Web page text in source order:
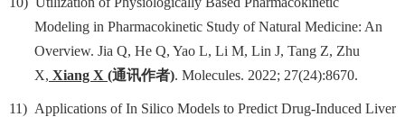
Modeling in Pharmacokinetic Study of Natural Medicine: An
Overview. Jia Q, He Q, Yao L, Li M, Lin J, Tang Z, Zhu
X, Xiang X (通讯作者). Molecules. 2022; 27(24):8670.
11) Applications of In Silico Models to Predict Drug-Induced Liver